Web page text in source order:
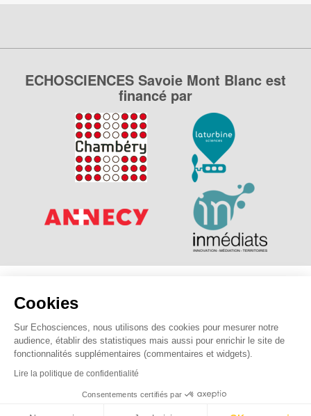
Cookies
Sur Echosciences, nous utilisons des cookies pour mesurer notre
audience, établir des statistiques mais aussi pour enrichir le site de
fonctionnalités supplémentaires (commentaires et widgets).
Lire la politique de confidentialité
Consentements certifiés par
ECHOSCIENCES Savoie Mont Blanc est
financé par
Savoie Mont Blanc est le réseau social des amateurs de
Pour nous contacter :contact@echosciences-savoie-mont-
blanc.fr
Mentions légales|Politique de confidentialité
Ligne éditoriale